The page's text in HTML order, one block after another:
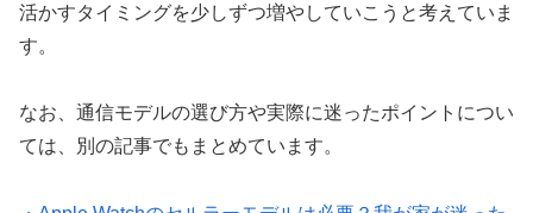
活かすタイミングを少しずつ増やしていこうと考えていま
す。
なお、通信モデルの選び方や実際に迷ったポイントについ
ては、別の記事でもまとめています。